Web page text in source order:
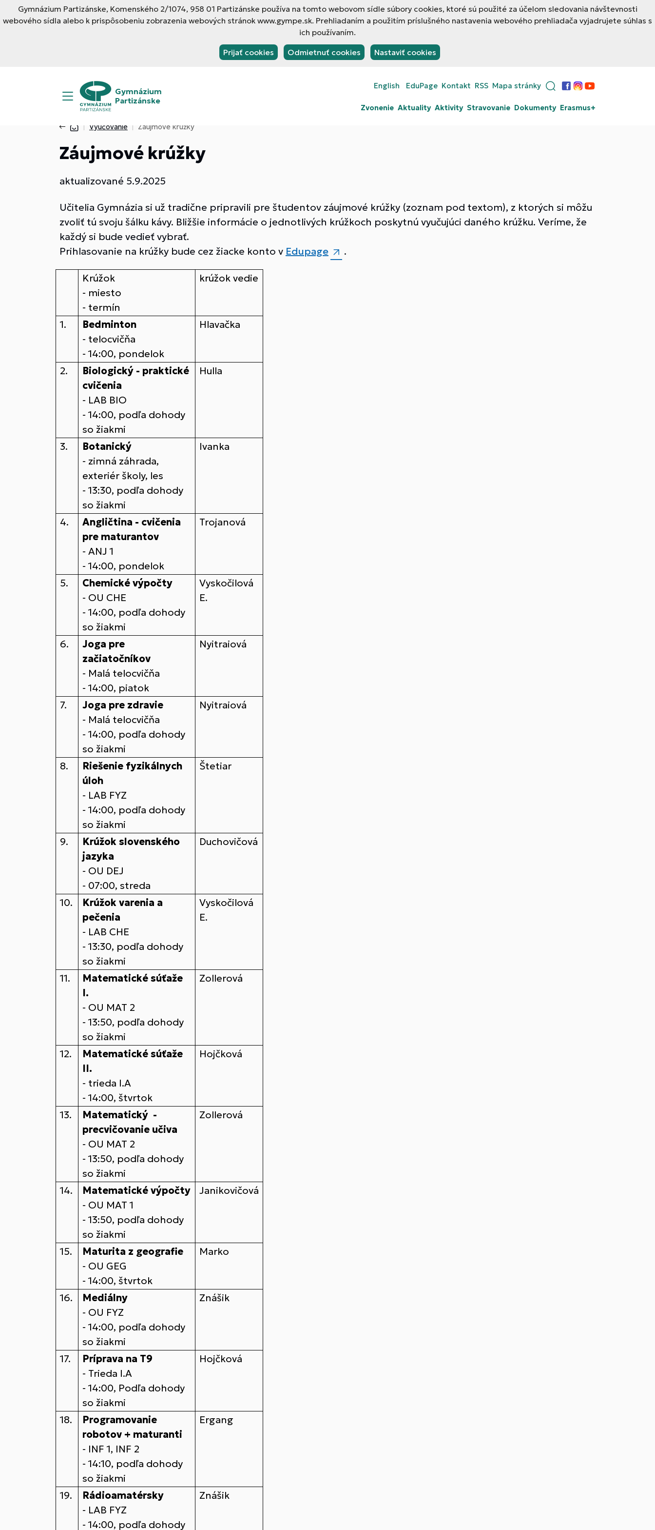
Gymnázium Partizánske, Komenského 2/1074, 958 01 Partizánske používa na tomto webovom sídle súbory cookies, ktoré sú použité za účelom sledovania návštevnosti
webového sídla alebo k prispôsobeniu zobrazenia webových stránok www.gympe.sk. Prehliadaním a použitím príslušného nastavenia webového prehliadača vyjadrujete súhlas s
ich používaním.
Prijať cookies Odmietnuť cookies Nastaviť cookies
Gymnázium
Partizánske
English EduPage Kontakt RSS Mapa stránky
Facebook
Instagram
YouTube
Zvonenie Aktuality Aktivity Stravovanie Dokumenty Erasmus+
Vyučovanie Záujmové krúžky
Záujmové krúžky
aktualizované 5.9.2025
Učitelia Gymnázia si už tradične pripravili pre študentov záujmové krúžky (zoznam pod textom), z ktorých si môžu
zvoliť tú svoju šálku kávy. Bližšie informácie o jednotlivých krúžkoch poskytnú vyučujúci daného krúžku. Veríme, že
každý si bude vedieť vybrať.
Prihlasovanie na krúžky bude cez žiacke konto v Edupage .
Krúžok
- miesto
- termín
krúžok vedie
1.
Bedminton
- telocvičňa
- 14:00, pondelok
Hlavačka
2.
Biologický - praktické
cvičenia
- LAB BIO
- 14:00, podľa dohody
so žiakmi
Hulla
3.
Botanický
- zimná záhrada,
exteriér školy, les
- 13:30, podľa dohody
so žiakmi
Ivanka
4.
Angličtina - cvičenia
pre maturantov
- ANJ 1
- 14:00, pondelok
Trojanová
5.
Chemické výpočty
- OU CHE
- 14:00, podľa dohody
so žiakmi
Vyskočilová
E.
6.
Joga pre
začiatočníkov
- Malá telocvičňa
- 14:00, piatok
Nyitraiová
7.
Joga pre zdravie
- Malá telocvičňa
- 14:00, podľa dohody
so žiakmi
Nyitraiová
8.
Riešenie fyzikálnych
úloh
- LAB FYZ
- 14:00, podľa dohody
so žiakmi
Štetiar
9.
Krúžok slovenského
jazyka
- OU DEJ
- 07:00, streda
Duchovičová
10.
Krúžok varenia a
pečenia
- LAB CHE
- 13:30, podľa dohody
so žiakmi
Vyskočilová
E.
11.
Matematické súťaže
I.
- OU MAT 2
- 13:50, podľa dohody
so žiakmi
Zollerová
12.
Matematické súťaže
II.
- trieda I.A
- 14:00, štvrtok
Hojčková
13.
Matematický -
precvičovanie učiva
- OU MAT 2
- 13:50, podľa dohody
so žiakmi
Zollerová
14.
Matematické výpočty
- OU MAT 1
- 13:50, podľa dohody
so žiakmi
Janikovičová
15.
Maturita z geografie
- OU GEG
- 14:00, štvrtok
Marko
16.
Mediálny
- OU FYZ
- 14:00, podľa dohody
so žiakmi
Znášik
17.
Príprava na T9
- Trieda I.A
- 14:00, Podľa dohody
so žiakmi
Hojčková
18.
Programovanie
robotov + maturanti
- INF 1, INF 2
- 14:10, podľa dohody
so žiakmi
Ergang
19.
Rádioamatérsky
- LAB FYZ
- 14:00, podľa dohody
Znášik